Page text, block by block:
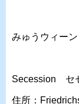
みゅうウィー
Secession セ
住所：